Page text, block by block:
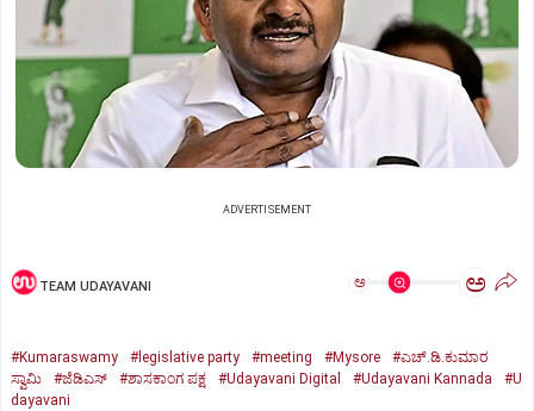
ADVERTISEMENT
TEAM UDAYAVANI ಅ ಅ
#Kumaraswamy #legislative party #meeting #Mysore
#ಎಚ್‌.ಡಿ.ಕುಮಾರ
ಸ್ವಾಮಿ
#ಜೆಡಿಎಸ್‌ #ಶಾಸಕಾಂಗ ಪಕ್ಷ #Udayavani Digital #Udayavani Kannada
#U
dayavani